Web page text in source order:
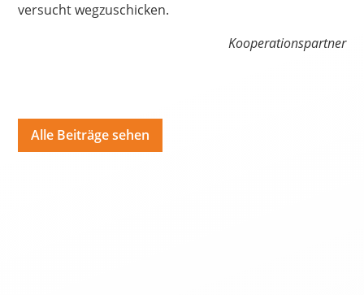
versucht wegzuschicken.
Kooperationspartner
Alle Beiträge sehen